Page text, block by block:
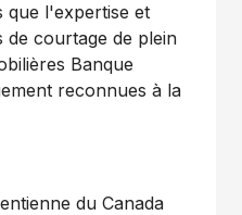
que l'expertise et
de courtage de plein
Banque
reconnues à la
du Canada